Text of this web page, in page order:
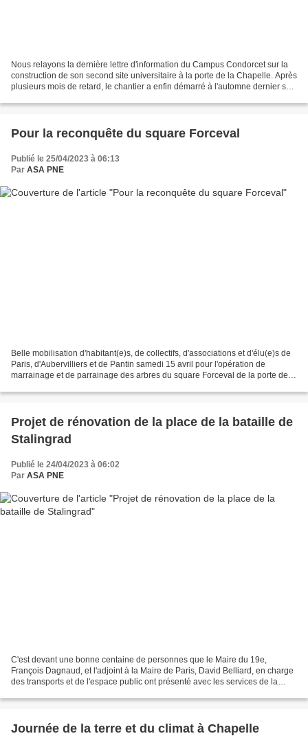
Nous relayons la dernière lettre d'information du Campus Condorcet sur la
construction de son second site universitaire à la porte de la Chapelle. Après
plusieurs mois de retard, le chantier a enfin démarré à l'automne dernier sur
Pour la reconquête du square Forceval
Publié le 25/04/2023 à 06:13
Par ASA PNE
Belle mobilisation d'habitant(e)s, de collectifs, d'associations et d'élu(e)s de
Paris, d'Aubervilliers et de Pantin samedi 15 avril pour l'opération de
marrainage et de parrainage des arbres du square Forceval de la porte de la
Projet de rénovation de la place de la bataille de
Stalingrad
Publié le 24/04/2023 à 06:02
Par ASA PNE
C'est devant une bonne centaine de personnes que le Maire du 19e,
François Dagnaud, et l'adjoint à la Maire de Paris, David Belliard, en charge
des transports et de l'espace public ont présenté avec les services de la
Journée de la terre et du climat à Chapelle